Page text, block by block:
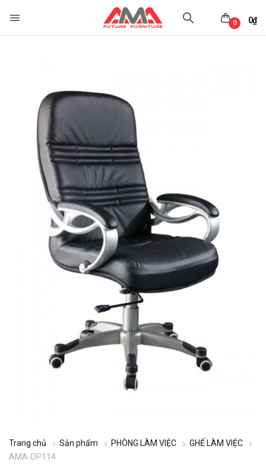
0₫
0
Trang chủ Sản phẩm PHÒNG LÀM VIỆC
GHẾ LÀM VIỆC
AMA-DP114